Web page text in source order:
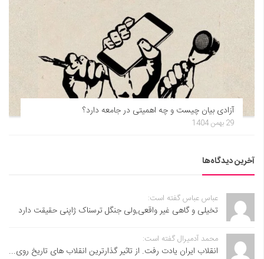
آزادی بیان چیست و چه اهمیتی در جامعه دارد؟
29 بهمن 1404
آخرین دیدگاه‌ها
عباس عباس گفته است:
تخیلی و گاهی غیر واقعی,ولی جنگل ترسناک ژاپنی حقیقت دارد
محمد آدمیرال گفته است:
انقلاب ایران یادت رفت. از تاثیر گذارترین انقلاب های تاریخ روی...